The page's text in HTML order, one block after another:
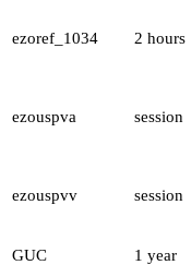
ezoref_1034 2 hours
ezouspva session
ezouspvv session
GUC
1 year